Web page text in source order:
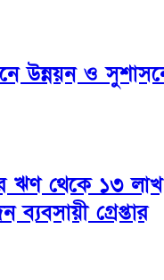
উন্নয়ন ও
ঋণ থেকে ১৩
গ্রেপ্তার